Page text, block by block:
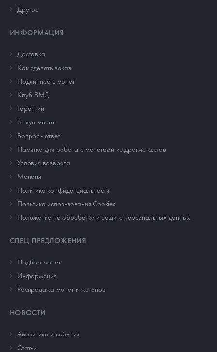
Другое
ИНФОРМАЦИЯ
Доставка
Как сделать заказ
Подлинность монет
Клуб ЗМД
Гарантии
Выкуп монет
Вопрос - ответ
Памятка для работы с монетами из драгметаллов
Условия возврата
Монеты
Политика конфиденциальности
Политика использования Cookies
Положение по обработке и защите персональных данных
СПЕЦ ПРЕДЛОЖЕНИЯ
Подбор монет
Информация
Распродажа монет и жетонов
НОВОСТИ
Аналитика и события
Cтатьи